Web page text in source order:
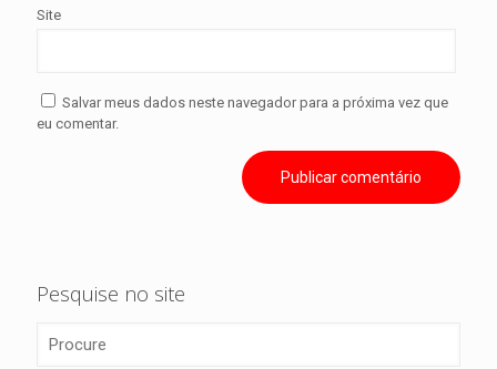
Site
Salvar meus dados neste navegador para a próxima vez que
eu comentar.
Pesquise no site